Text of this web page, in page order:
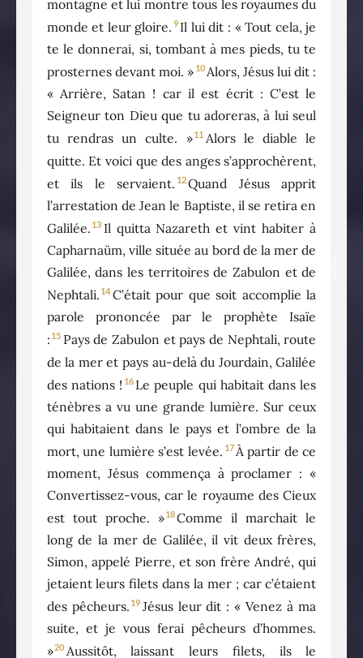
montagne et lui montre tous les royaumes du
monde et leur gloire. 9 Il lui dit : « Tout cela, je
te le donnerai, si, tombant à mes pieds, tu te
prosternes devant moi. » 10Alors, Jésus lui dit :
« Arrière, Satan ! car il est écrit : C’est le
Seigneur ton Dieu que tu adoreras, à lui seul
tu rendras un culte. »11 Alors le diable le
quitte. Et voici que des anges s’approchèrent,
et ils le servaient. 12Quand Jésus apprit
l’arrestation de Jean le Baptiste, il se retira en
Galilée. 13 Il quitta Nazareth et vint habiter à
Capharnaüm, ville située au bord de la mer de
Galilée, dans les territoires de Zabulon et de
Nephtali. 14 C’était pour que soit accomplie la
parole prononcée par le prophète Isaïe
: 15 Pays de Zabulon et pays de Nephtali, route
de la mer et pays au-delà du Jourdain, Galilée
des nations ! 16 Le peuple qui habitait dans les
ténèbres a vu une grande lumière. Sur ceux
qui habitaient dans le pays et l’ombre de la
mort, une lumière s’est levée. 17 À partir de ce
moment, Jésus commença à proclamer : «
Convertissez-vous, car le royaume des Cieux
est tout proche. »18Comme il marchait le
long de la mer de Galilée, il vit deux frères,
Simon, appelé Pierre, et son frère André, qui
jetaient leurs filets dans la mer ; car c’étaient
des pêcheurs. 19 Jésus leur dit : « Venez à ma
suite, et je vous ferai pêcheurs d’hommes.
»20 Aussitôt, laissant leurs filets, ils le